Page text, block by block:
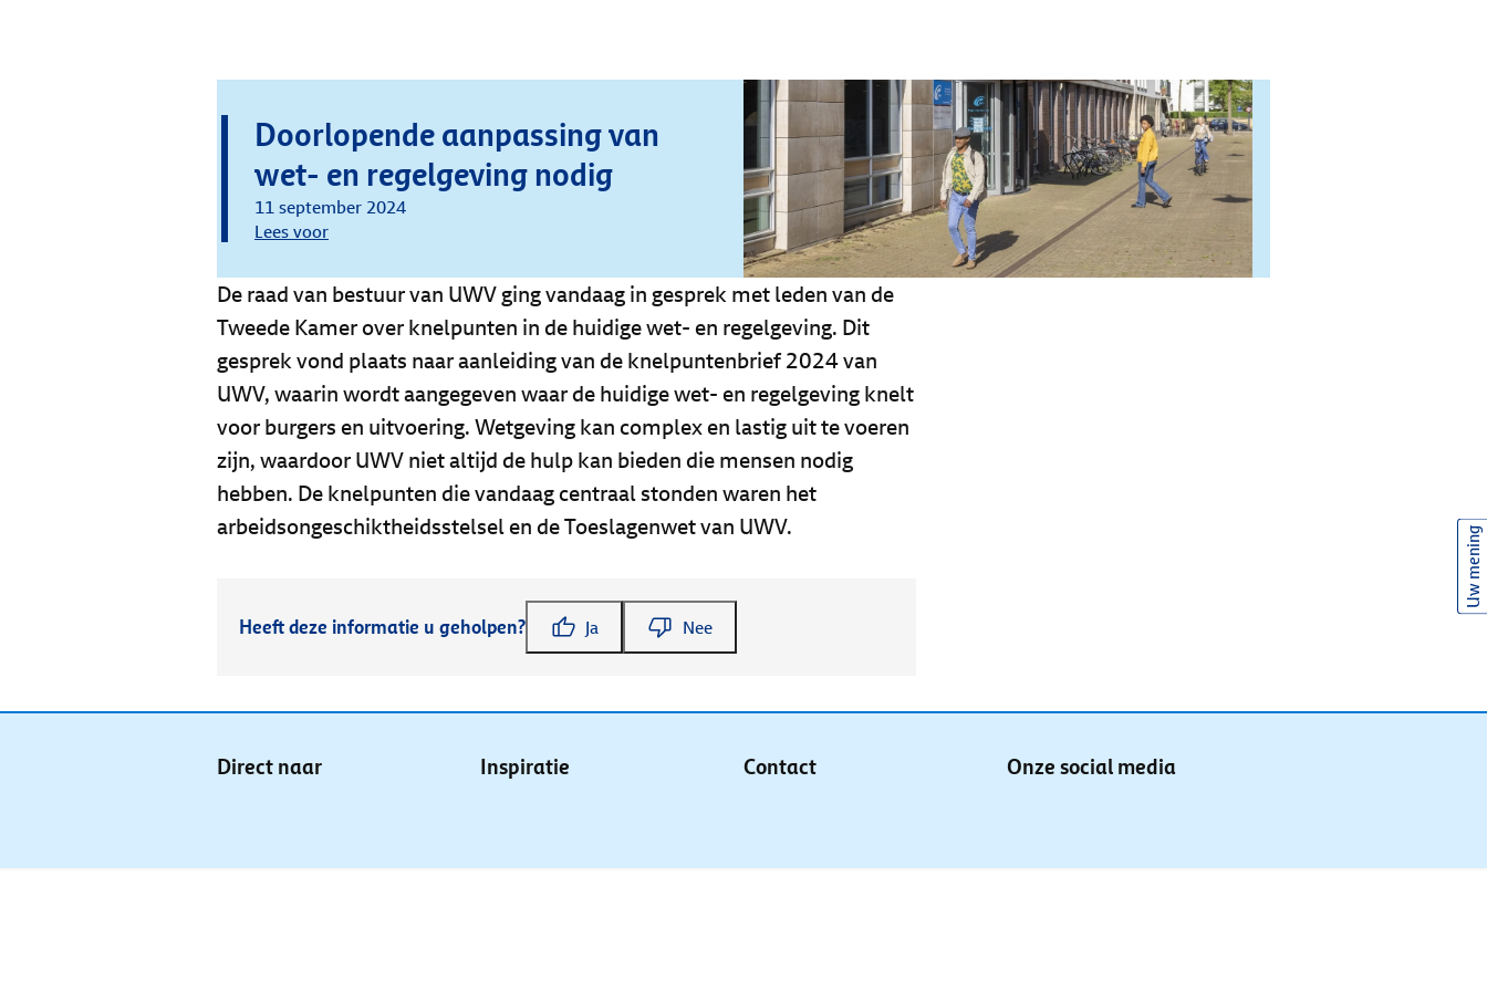
Doorlopende aanpassing van
wet- en regelgeving nodig
11 september 2024
Lees voor
De raad van bestuur van UWV ging vandaag in gesprek met leden van de
Tweede Kamer over knelpunten in de huidige wet- en regelgeving. Dit
gesprek vond plaats naar aanleiding van de knelpuntenbrief 2024 van
UWV, waarin wordt aangegeven waar de huidige wet- en regelgeving knelt
voor burgers en uitvoering. Wetgeving kan complex en lastig uit te voeren
zijn, waardoor UWV niet altijd de hulp kan bieden die mensen nodig
hebben. De knelpunten die vandaag centraal stonden waren het
arbeidsongeschiktheidsstelsel en de Toeslagenwet van UWV.
Heeft deze informatie u geholpen? Ja Nee
Direct naar Inspiratie Contact Onze social media
Uw mening